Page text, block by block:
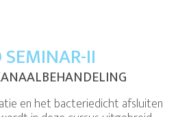
II
en het bacteriedicht afsluiten